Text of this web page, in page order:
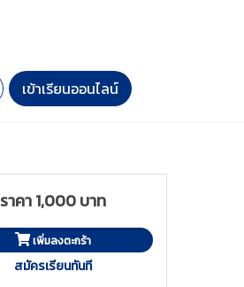
เข้าเรียนออนไลน์
ราคา 1,000 บาท
เพิ่มลงตะกร้า
สมัครเรียนทันที